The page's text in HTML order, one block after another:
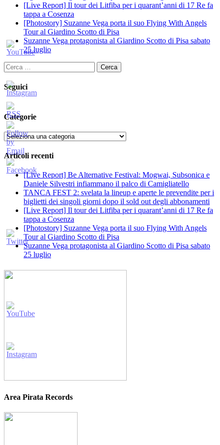
[Live Report] Il tour dei Litfiba per i quarant’anni di 17 Re fa
tappa a Cosenza
[Photostory] Suzanne Vega porta il suo Flying With Angels
Tour al Giardino Scotto di Pisa
Suzanne Vega protagonista al Giardino Scotto di Pisa sabato
25 luglio
Ricerca
per:
Seguici
Categorie
Categorie
Articoli recenti
[Live Report] Be Alternative Festival: Mogwai, Subsonica e
Daniele Silvestri infiammano il palco di Camigliatello
TANCA FEST 2: svelata la lineup e aperte le prevendite per i
biglietti dei singoli giorni dopo il sold out degli abbonamenti
[Live Report] Il tour dei Litfiba per i quarant’anni di 17 Re fa
tappa a Cosenza
[Photostory] Suzanne Vega porta il suo Flying With Angels
Tour al Giardino Scotto di Pisa
Suzanne Vega protagonista al Giardino Scotto di Pisa sabato
25 luglio
Area Pirata Records